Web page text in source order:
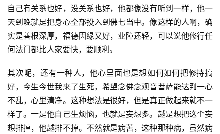
资
自己有关系也好，没关系也好，他都像没有听到一样，他一
天到晚就是把身心全部投入到佛七当中。像这样的人啊，确
实是善根深厚，福德因缘又好，业障还轻，可以说他修行任
何法门都比人家要快，要顺利。
其次呢，还有一种人，他心里面也是想如何如何把修持搞
好，今生今世我来了生死，希望念佛念观音菩萨能达到一心
不乱，心里清净。这种想法是很好，但是真正做起来就不一
样了。一是他自己生烦恼，也就是妄想多。越是想把这个妄
想排掉，他越排不掉。不然就是病苦，这种那种病，虽然病